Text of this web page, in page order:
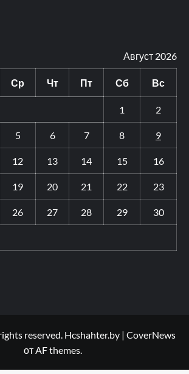
Август 2026
Ср Чт Пт Сб Вс
1 2
5 6 7 8 9
12 13 14 15 16
19 20 21 22 23
26 27 28 29 30
reserved. Hcshahter.by | CoverNews
от AF themes.